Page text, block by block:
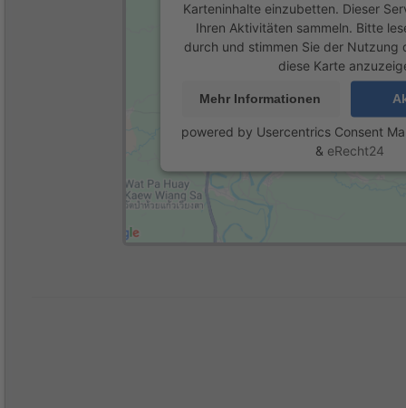
Karteninhalte einzubetten. Dieser
Ihren Aktivitäten sammeln. Bitte
durch und stimmen Sie der Nutzung
diese Karte
Mehr Informationen
powered by Usercentrics Consent
& eRecht24